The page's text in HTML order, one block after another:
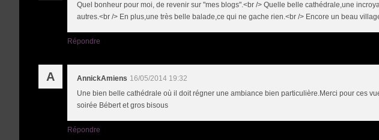
Quel bonheur pour moi, de revenir sur "mes blogs".<br /> Quelle belle cathédrale,une
autres.<br /> En plus,une très belle balade,ce qui ne gache rien.<br /> Encore un beau
Répondre
A AnnickAmiens 16/05/2014 19:32
Une bien belle cathédrale où il doit régner une ambiance bien particulière.Merci pour ces
soirée Bébert et gros bisous
Répondre